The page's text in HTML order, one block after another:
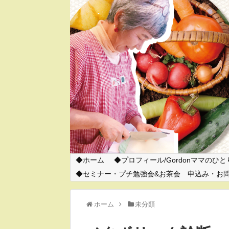
ホーム
プロフィール/Gordonママのひと
セミナー・プチ勉強会&お茶会 申込み・お
ホーム 未分類